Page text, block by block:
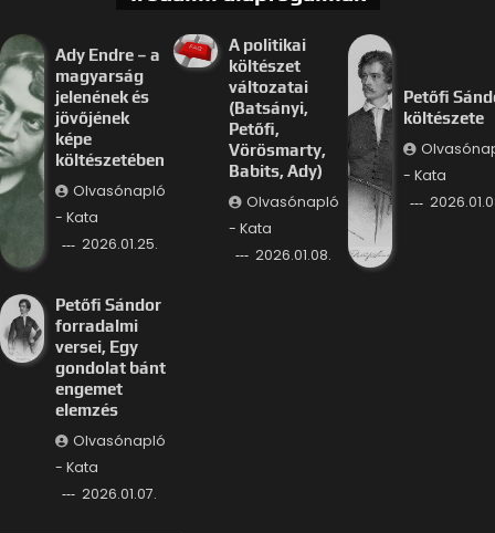
Ady Endre – a
magyarság
jelenének és
jövőjének
képe
költészetében
Olvasónapló
- Kata
2026.01.25.
A politikai
költészet
változatai
(Batsányi,
Petőfi,
Vörösmarty,
Babits, Ady)
Olvasónapló
- Kata
2026.01.08.
Petőfi
költészete
- Kata
Petőfi Sándor
forradalmi
versei, Egy
gondolat bánt
engemet
elemzés
Olvasónapló
- Kata
2026.01.07.